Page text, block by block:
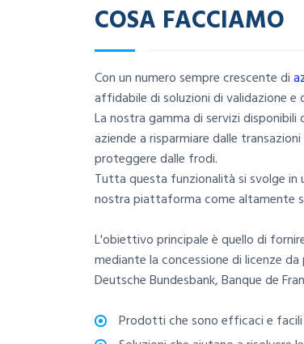
COSA FACCIAMO
Con un numero sempre crescente di
affidabile di soluzioni di validazione
La nostra gamma di servizi
aziende a risparmiare dalle
proteggere dalle frodi.
Tutta questa funzionalità si svolge in
nostra piattaforma come altamente
L'obiettivo principale è quello di
mediante la concessione di licenze
Deutsche Bundesbank, Banque de
Prodotti che sono efficaci e